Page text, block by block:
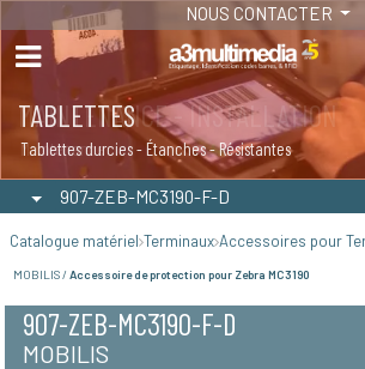
NOUS CONTACTER
TABLETTES
Tablettes durcies - Étanches - Résistantes
907-ZEB-MC3190-F-D
Catalogue matériel Terminaux Accessoires pour
MOBILIS / Accessoire de protection pour Zebra MC3190
907-ZEB-MC3190-F-D
MOBILIS